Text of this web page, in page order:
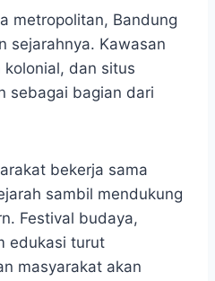
metropolitan, Bandung
sejarahnya. Kawasan
dan situs
sebagai bagian dari
bekerja sama
sambil mendukung
Festival budaya,
edukasi turut
masyarakat akan